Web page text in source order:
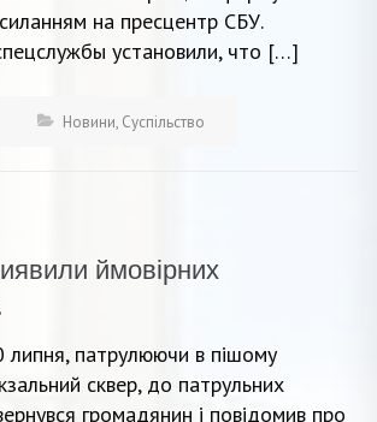
на пресцентр СБУ.
установили, что […]
Новини, Суспільство
ймовірних
липня, патрулюючи в пішому
сквер, до патрульних
громадянин і повідомив про